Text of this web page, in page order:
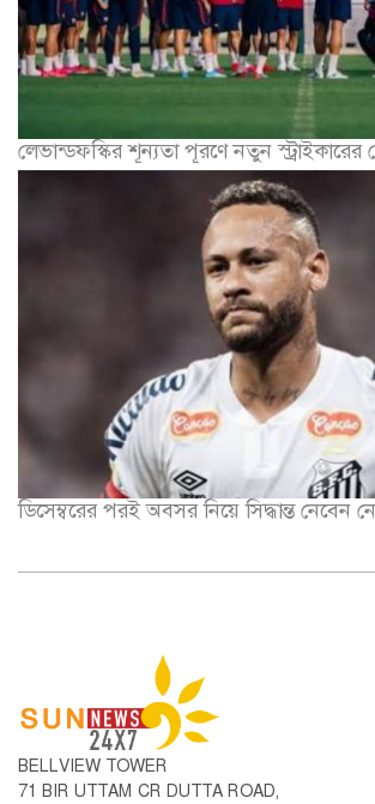
লেভান্ডফস্কির শূন্যতা পূরণে নতুন স্ট্রাইকারের
ডিসেম্বরের পরই অবসর নিয়ে সিদ্ধান্ত নেবেন
BELLVIEW TOWER
71 BIR UTTAM CR DUTTA ROAD,